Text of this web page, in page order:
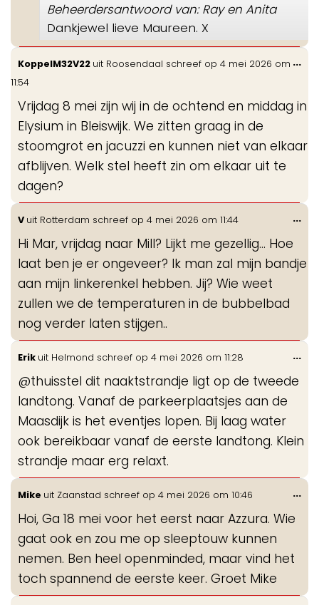
Beheerdersantwoord van: Ray en Anita
Dankjewel lieve Maureen. X
KoppelM32V22 uit Roosendaal schreef op 4 mei 2026 om
11:54
Vrijdag 8 mei zijn wij in de ochtend en middag in
Elysium in Bleiswijk. We zitten graag in de
stoomgrot en jacuzzi en kunnen niet van elkaar
afblijven. Welk stel heeft zin om elkaar uit te
dagen?
...
V uit Rotterdam schreef op 4 mei 2026 om 11:44
Hi Mar, vrijdag naar Mill? Lijkt me gezellig... Hoe
laat ben je er ongeveer? Ik man zal mijn bandje
aan mijn linkerenkel hebben. Jij? Wie weet
zullen we de temperaturen in de bubbelbad
nog verder laten stijgen..
...
Erik uit Helmond schreef op 4 mei 2026 om 11:28
@thuisstel dit naaktstrandje ligt op de tweede
landtong. Vanaf de parkeerplaatsjes aan de
Maasdijk is het eventjes lopen. Bij laag water
ook bereikbaar vanaf de eerste landtong. Klein
strandje maar erg relaxt.
...
Mike uit Zaanstad schreef op 4 mei 2026 om 10:46
Hoi, Ga 18 mei voor het eerst naar Azzura. Wie
gaat ook en zou me op sleeptouw kunnen
nemen. Ben heel openminded, maar vind het
toch spannend de eerste keer. Groet Mike
...